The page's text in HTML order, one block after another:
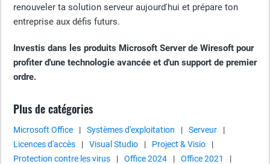
renouveler ta solution serveur aujourd'hui et prépare ton
entreprise aux défis futurs.
Investis dans les produits Microsoft Server de Wiresoft pour
profiter d'une technologie avancée et d'un support de premier
ordre.
Plus de catégories
Microsoft Office | Systèmes d'exploitation | Serveur
|
Licences d'accès
| Visual Studio | Project & Visio
|
Protection contre les virus
| Office 2024 | Office 2021
|